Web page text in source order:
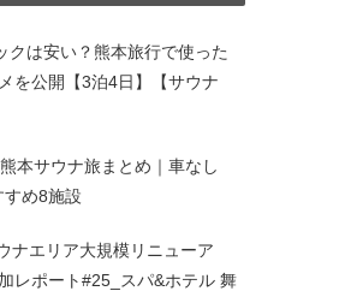
クは安い？熊本旅行で使った
を公開【3泊4日】【サウナ
本サウナ旅まとめ｜車なし
め8施設
ナエリア大規模リニューア
レポート#25_スパ&ホテル 舞